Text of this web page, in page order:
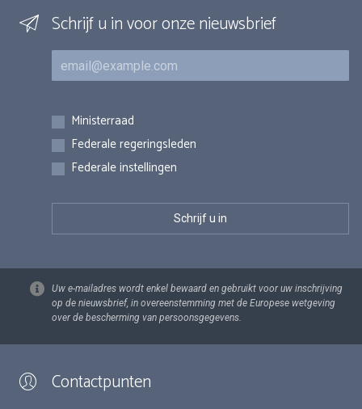
Schrijf u in voor onze nieuwsbrief
E-mail
Inschrijvingen
Ministerraad
Federale regeringsleden
Federale instellingen
Uw e-mailadres wordt enkel bewaard en gebruikt voor uw inschrijving
op de nieuwsbrief, in overeenstemming met de Europese wetgeving
over de bescherming van persoonsgegevens.
Contactpunten